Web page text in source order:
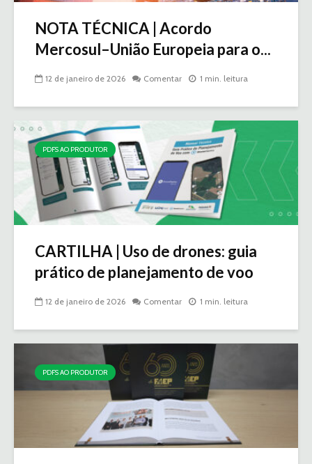
NOTA TÉCNICA | Acordo
Mercosul–União Europeia para o...
12 de janeiro de 2026 Comentar 1 min. leitura
PDFS AO PRODUTOR
CARTILHA | Uso de drones: guia
prático de planejamento de voo
12 de janeiro de 2026 Comentar 1 min. leitura
PDFS AO PRODUTOR